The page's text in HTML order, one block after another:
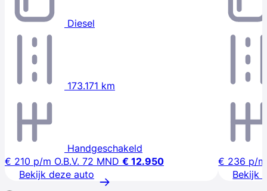
Diesel
173.171 km
Handgeschakeld
€ 210 p/m O.B.V. 72 MND € 12.950
Bekijk deze auto
€ 236 p/m
Bekijk